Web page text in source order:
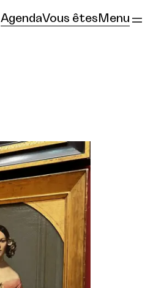
AgendaVous êtes Menu